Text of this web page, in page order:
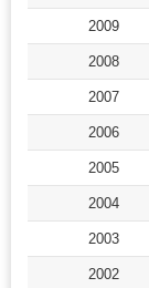
2009
2008
2007
2006
2005
2004
2003
2002